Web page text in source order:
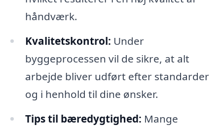
håndværk.
Kvalitetskontrol: Under
byggeprocessen vil de sikre, at alt
arbejde bliver udført efter standarder
og i henhold til dine ønsker.
Tips til bæredygtighed: Mange